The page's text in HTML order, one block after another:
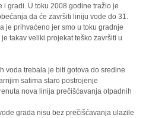
gradi. U toku 2008 godine tražio je
da će završiti liniju vode do 31.
je prihvaćeno jer smo u toku gradnje
takav veliki projekat teško završiti u
voda trebala je biti gotova do sredine
satima staro postrojenje
nova linija prečišćavanja otpadnih
grada nisu bez prečišćavanja ulazile